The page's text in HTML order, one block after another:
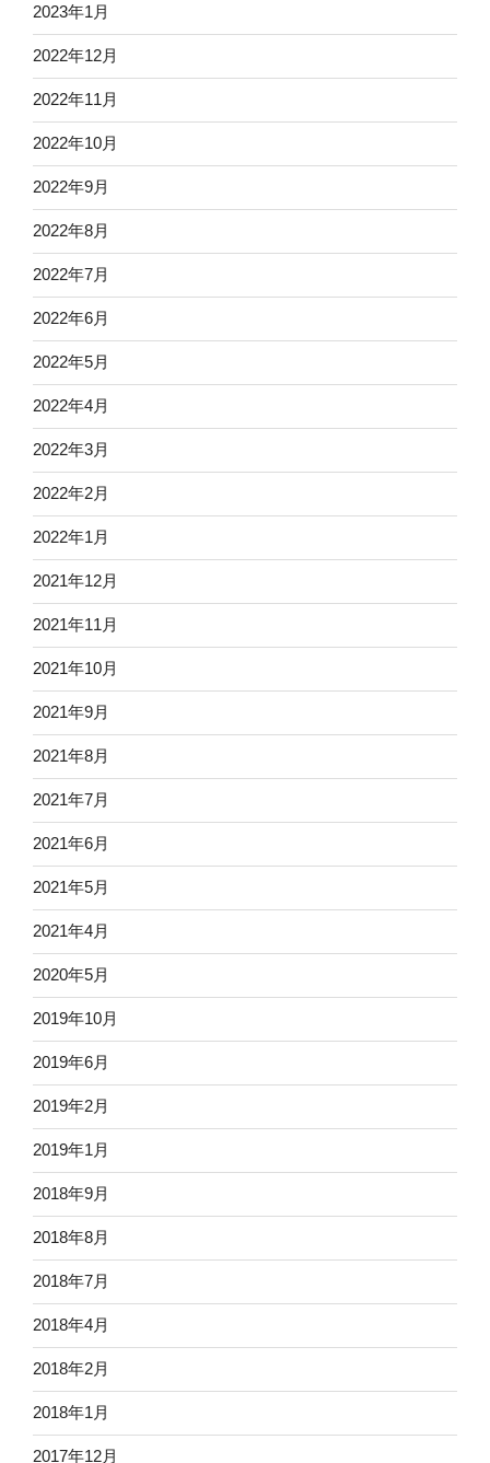
2023年1月
2022年12月
2022年11月
2022年10月
2022年9月
2022年8月
2022年7月
2022年6月
2022年5月
2022年4月
2022年3月
2022年2月
2022年1月
2021年12月
2021年11月
2021年10月
2021年9月
2021年8月
2021年7月
2021年6月
2021年5月
2021年4月
2020年5月
2019年10月
2019年6月
2019年2月
2019年1月
2018年9月
2018年8月
2018年7月
2018年4月
2018年2月
2018年1月
2017年12月